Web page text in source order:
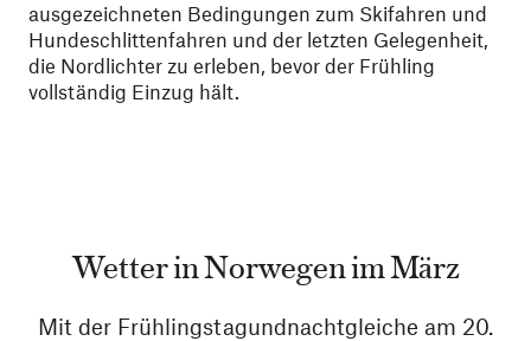
ausgezeichneten Bedingungen zum Skifahren und
Hundeschlittenfahren und der letzten Gelegenheit,
die Nordlichter zu erleben, bevor der Frühling
vollständig Einzug hält.
Wetter in Norwegen im März
Mit der Frühlingstagundnachtgleiche am 20.